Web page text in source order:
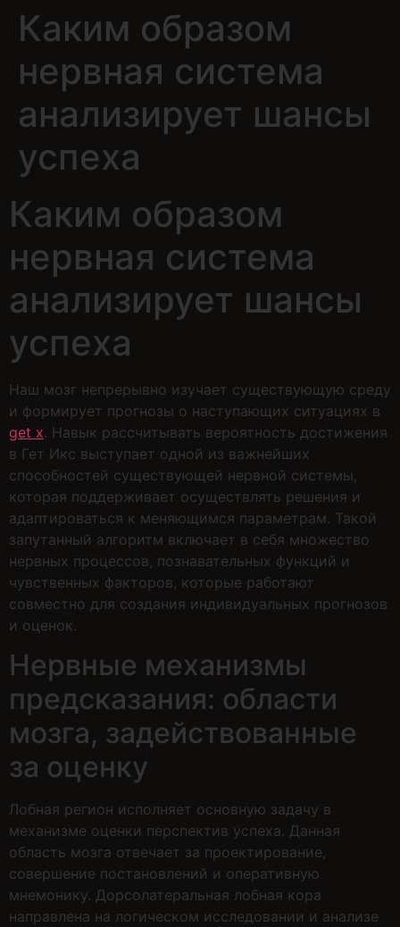
Каким образом
нервная система
анализирует шансы
успеха
Каким образом
нервная система
анализирует шансы
успеха
Наш мозг непрерывно изучает существующую среду
и формирует прогнозы о наступающих ситуациях в
get x. Навык рассчитывать вероятность достижения
в Гет Икс выступает одной из важнейших
способностей существующей нервной системы,
которая поддерживает осуществлять решения и
адаптироваться к меняющимся параметрам. Такой
запутанный алгоритм включает в себя множество
нервных процессов, познавательных функций и
чувственных факторов, которые работают
совместно для создания индивидуальных прогнозов
и оценок.
Нервные механизмы
предсказания: области
мозга, задействованные
за оценку
Лобная регион исполняет основную задачу в
механизме оценки перспектив успеха. Данная
область мозга отвечает за проектирование,
совершение постановлений и оперативную
мнемонику. Дорсолатеральная лобная кора
направлена на логическом исследовании и анализе